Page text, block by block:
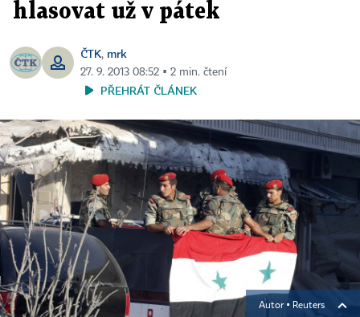
hlasovat už v pátek
ČTK, mrk
27. 9. 2013 08:52 ▪ 2 min. čtení
PŘEHRÁT ČLÁNEK
Autor ▪ Reuters